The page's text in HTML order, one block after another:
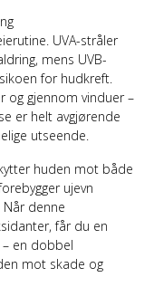
UVA-stråler
mens UVB-
for hudkreft.
og gjennom vinduer –
er helt avgjørende
utseende.
huden mot både
ujevn
denne
får du en
en dobbel
mot skade og